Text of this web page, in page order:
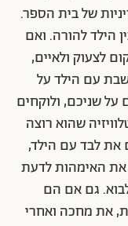
של בית הספר.
הילד להורה. ואם
לצעוק ולאיים,
עם הילד על
על שניכם, ולוקחים
שהוא רוצה
לבד עם הילד,
את האימהות לדעת
גם אם הם
את מחכה ואחרי